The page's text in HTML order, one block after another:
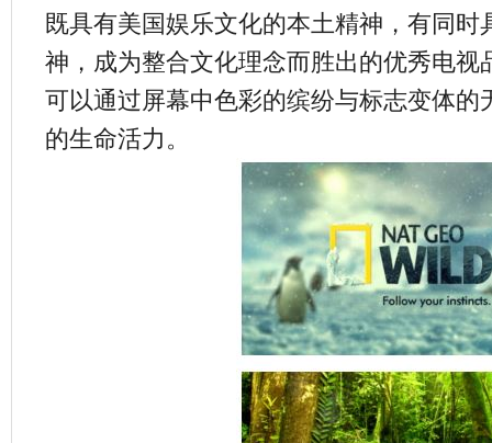
既具有美国娱乐文化的本土精神，有同
神，成为整合文化理念而胜出的优秀电视
可以通过屏幕中色彩的缤纷与标志变体的
的生命活力。